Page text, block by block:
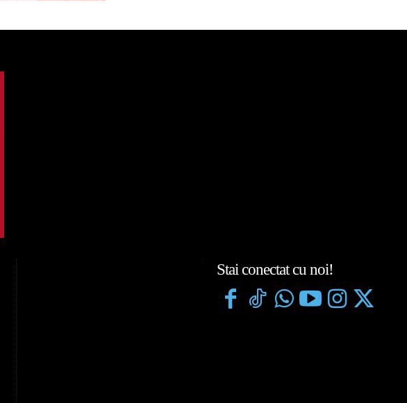
Stai conectat cu noi!